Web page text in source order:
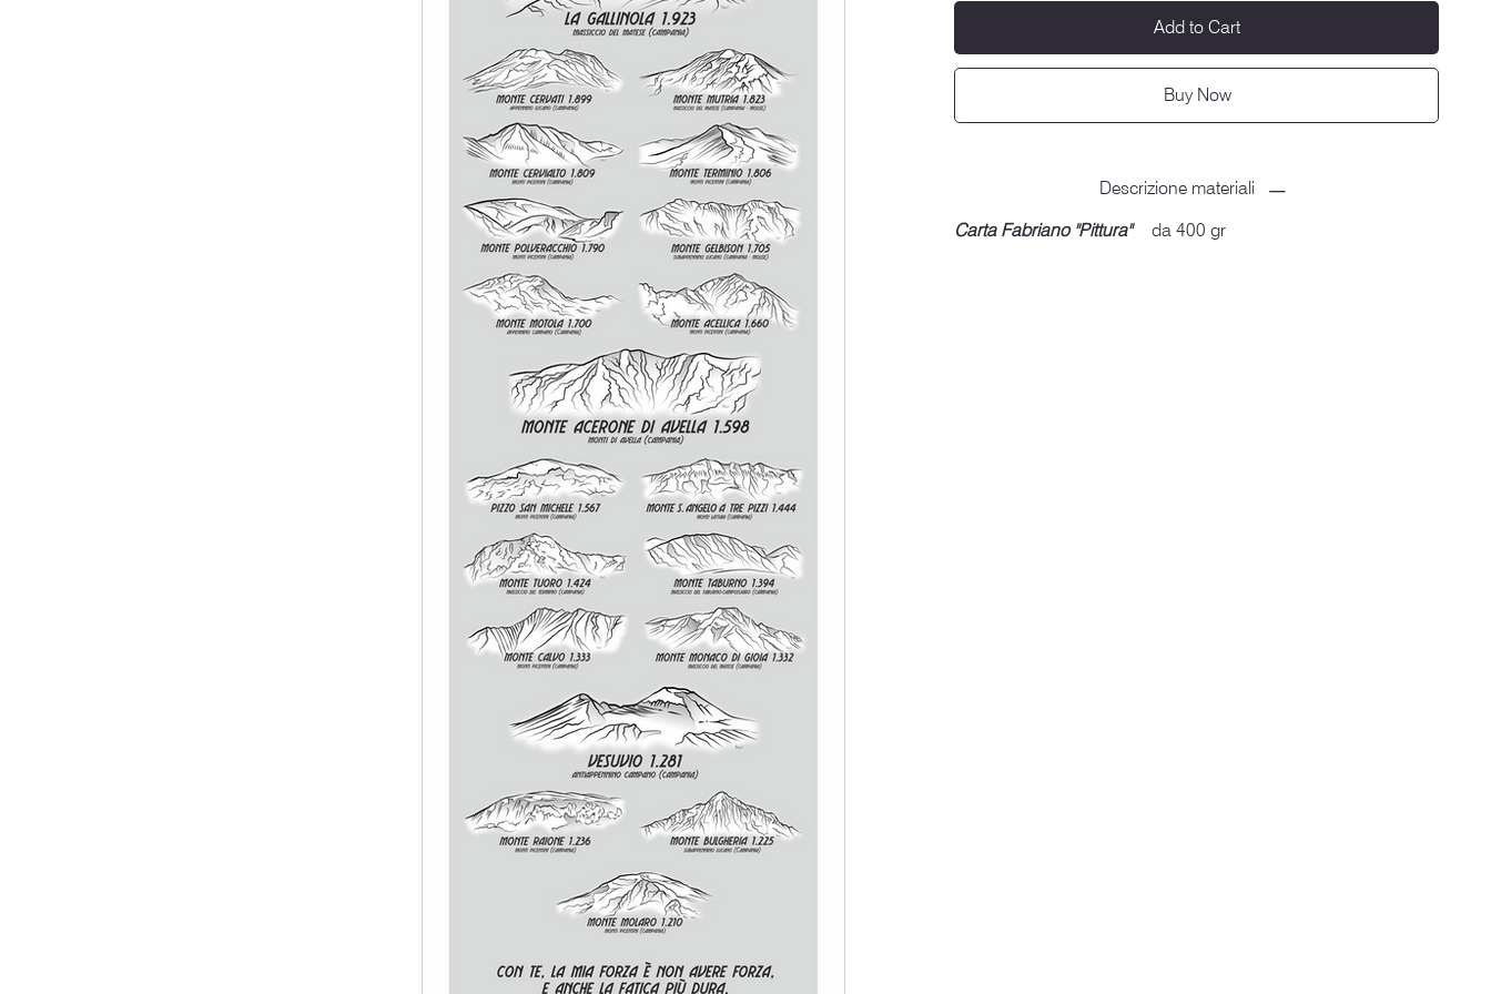
Add to Cart
Buy Now
Descrizione materiali
Carta Fabriano ''Pittura''
da 400 gr